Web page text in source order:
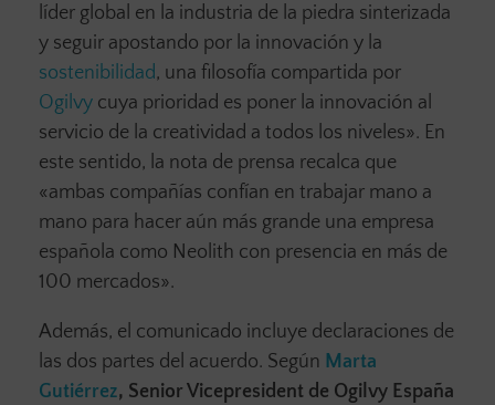
líder global en la industria de la piedra sinterizada
y seguir apostando por la innovación y la
sostenibilidad, una filosofía compartida por
Ogilvy cuya prioridad es poner la innovación al
servicio de la creatividad a todos los niveles». En
este sentido, la nota de prensa recalca que
«ambas compañías confían en trabajar mano a
mano para hacer aún más grande una empresa
española como Neolith con presencia en más de
100 mercados».
Además, el comunicado incluye declaraciones de
las dos partes del acuerdo. Según Marta
Gutiérrez, Senior Vicepresident de Ogilvy España